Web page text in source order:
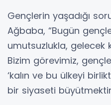
Gençlerin yaşadığı
Ağbaba, “Bugün
umutsuzlukla, gelecek
Bizim görevimiz,
‘kalın ve bu ülkeyi
bir siyaseti